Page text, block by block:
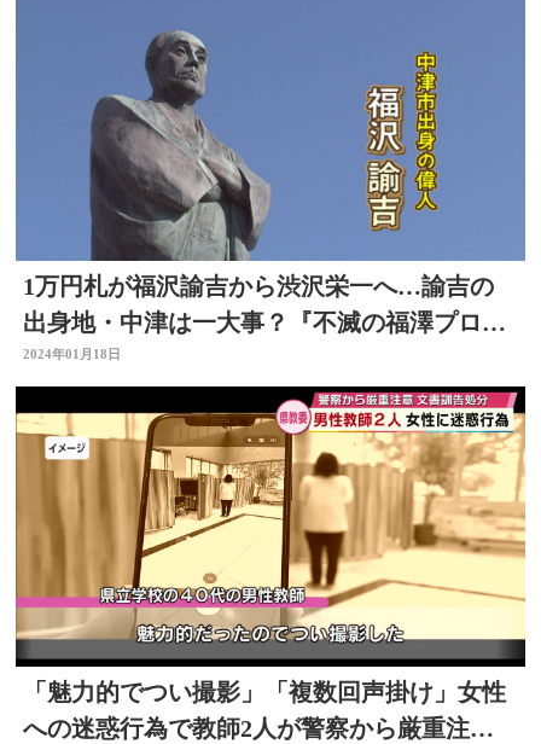
1万円札が福沢諭吉から渋沢栄一へ…諭吉の
出身地・中津は一大事？『不滅の福澤プロジ
ェクト』
2024年01月18日
「魅力的でつい撮影」「複数回声掛け」女性
への迷惑行為で教師2人が警察から厳重注